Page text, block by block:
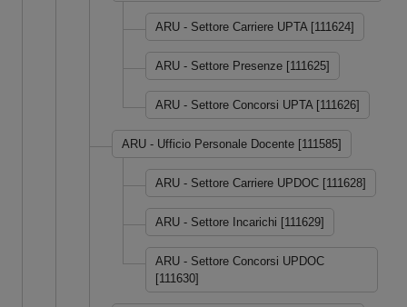
ARU - Settore Carriere UPTA [111624]
ARU - Settore Presenze [111625]
ARU - Settore Concorsi UPTA [111626]
ARU - Ufficio Personale Docente [111585]
ARU - Settore Carriere UPDOC [111628]
ARU - Settore Incarichi [111629]
ARU - Settore Concorsi UPDOC
[111630]